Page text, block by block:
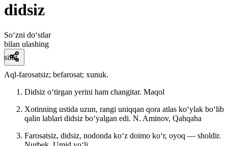
didsiz
So‘zni do‘stlar
bilan ulashing
sifat
Aql-farosatsiz; befarosat; xunuk.
Didsiz oʻtirgan yerini ham changitar. Maqol
Xotinning ustida uzun, rangi uniqqan qora atlas koʻylak boʻlib
qalin lablari didsiz boʻyalgan edi. N. Aminov, Qahqaha
Farosatsiz, didsiz, nodonda koʻz doimo koʻr, oyoq — sholdir.